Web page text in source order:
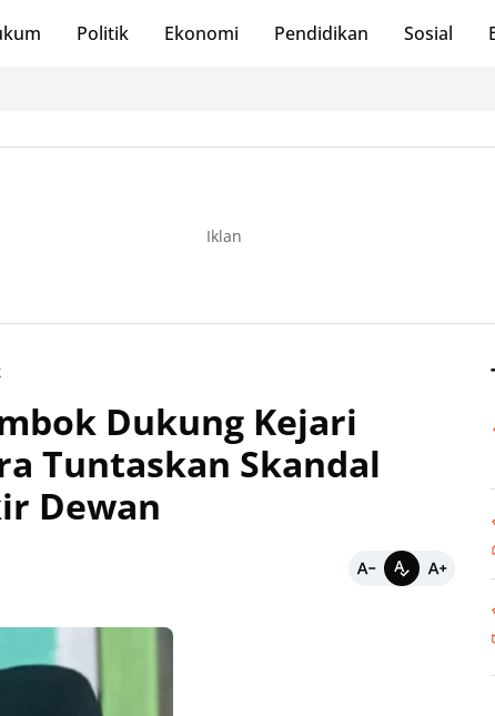
Politik Ekonomi Pendidikan Sosial
Iklan
Dukung Kejari
Tuntaskan Skandal
Dewan